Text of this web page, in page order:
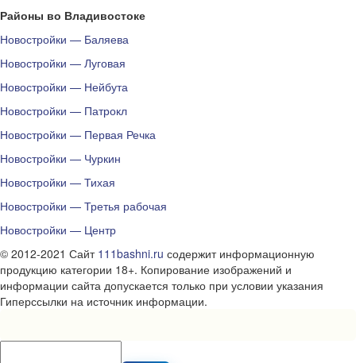
Районы во Владивостоке
Новостройки — Баляева
Новостройки — Луговая
Новостройки — Нейбута
Новостройки — Патрокл
Новостройки — Первая Речка
Новостройки — Чуркин
Новостройки — Тихая
Новостройки — Третья рабочая
Новостройки — Центр
© 2012-2021 Сайт 111bashni.ru содержит информационную
продукцию категории 18+. Копирование изображений и
информации сайта допускается только при условии указания
Гиперссылки на источник информации.